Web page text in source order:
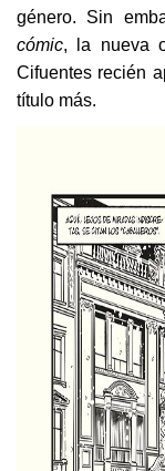
género. Sin
cómic, la nueva
Cifuentes recién
título más.